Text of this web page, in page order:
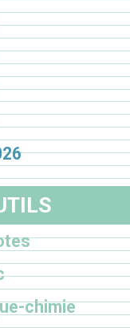
chimie